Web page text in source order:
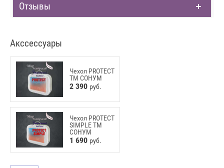
Отзывы
Акссессуары
Чехол PROTECT
ТМ СОНУМ
2 390 руб.
Чехол PROTECT
SIMPLE ТМ
СОНУМ
1 690 руб.